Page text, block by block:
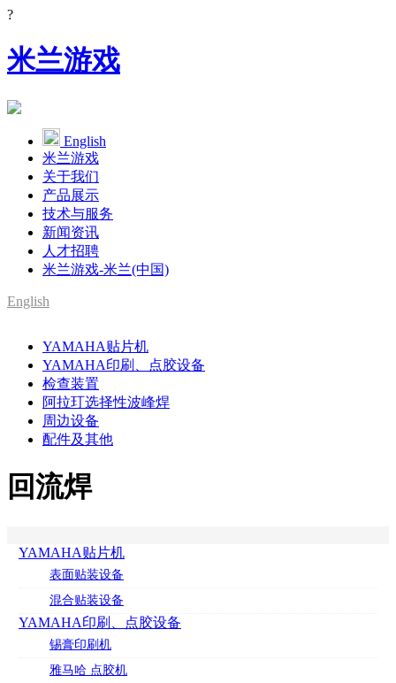
?
米兰游戏
English
米兰游戏
关于我们
产品展示
技术与服务
新闻资讯
人才招聘
米兰游戏-米兰(中国)
English
YAMAHA代理
YAMAHA贴片机
YAMAHA印刷、点胶设备
检查装置
阿拉玎选择性波峰焊
周边设备
配件及其他
回流焊
YAMAHA贴片机
表面贴装设备
混合贴装设备
YAMAHA印刷、点胶设备
锡膏印刷机
雅马哈 点胶机